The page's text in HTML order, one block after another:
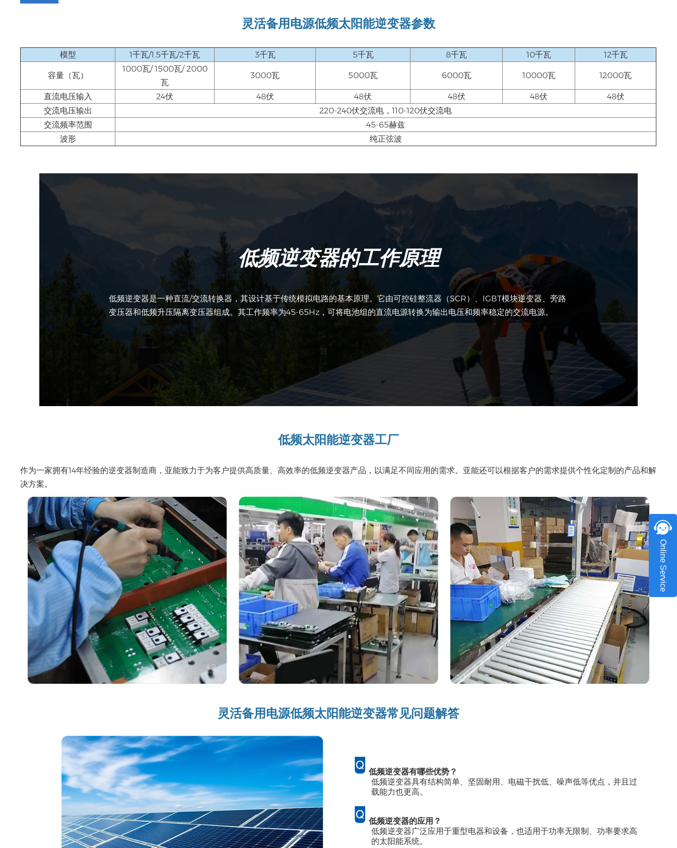
灵活备用电源低频太阳能逆变器参数
模型 1千瓦/1.5千瓦/2千瓦 3千瓦 5千瓦 8千瓦 10千瓦 12千瓦
容量（瓦）
1000瓦/ 1500瓦/ 2000
瓦
3000瓦 5000瓦 6000瓦 10000瓦 12000瓦
直流电压输入 24伏 48伏 48伏 48伏 48伏
48伏
交流电压输出
220-240伏交流电，110-120伏交流电
交流频率范围
45-65赫兹
波形
纯正弦波
低频逆变器的工作原理
低频逆变器是一种直流/交流转换器，其设计基于传统模拟电路的基本原理。它由可控硅整流器（SCR）、IGBT模块逆变器、旁路
变压器和低频升压隔离变压器组成。其工作频率为45-65Hz，可将电池组的直流电源转换为输出电压和频率稳定的交流电源。
低频太阳能逆变器工厂
作为一家拥有14年经验的逆变器制造商，亚能致力于为客户提供高质量、高效率的低频逆变器产品，以满足不同应用的需求。亚能还可以根据客户的需求提供个性化定制的产品和解
决方案。
灵活备用电源低频太阳能逆变器常见问题解答
低频逆变器有哪些优势？
低频逆变器具有结构简单、坚固耐用、电磁干扰低、噪声低等优点，并且过
载能力也更高。
低频逆变器的应用？
低频逆变器广泛应用于重型电器和设备，也适用于功率无限制、功率要求高
的太阳能系统。
Online Service